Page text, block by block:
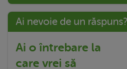
Ai nevoie de un răspuns?
Ai o întrebare la
care vrei să